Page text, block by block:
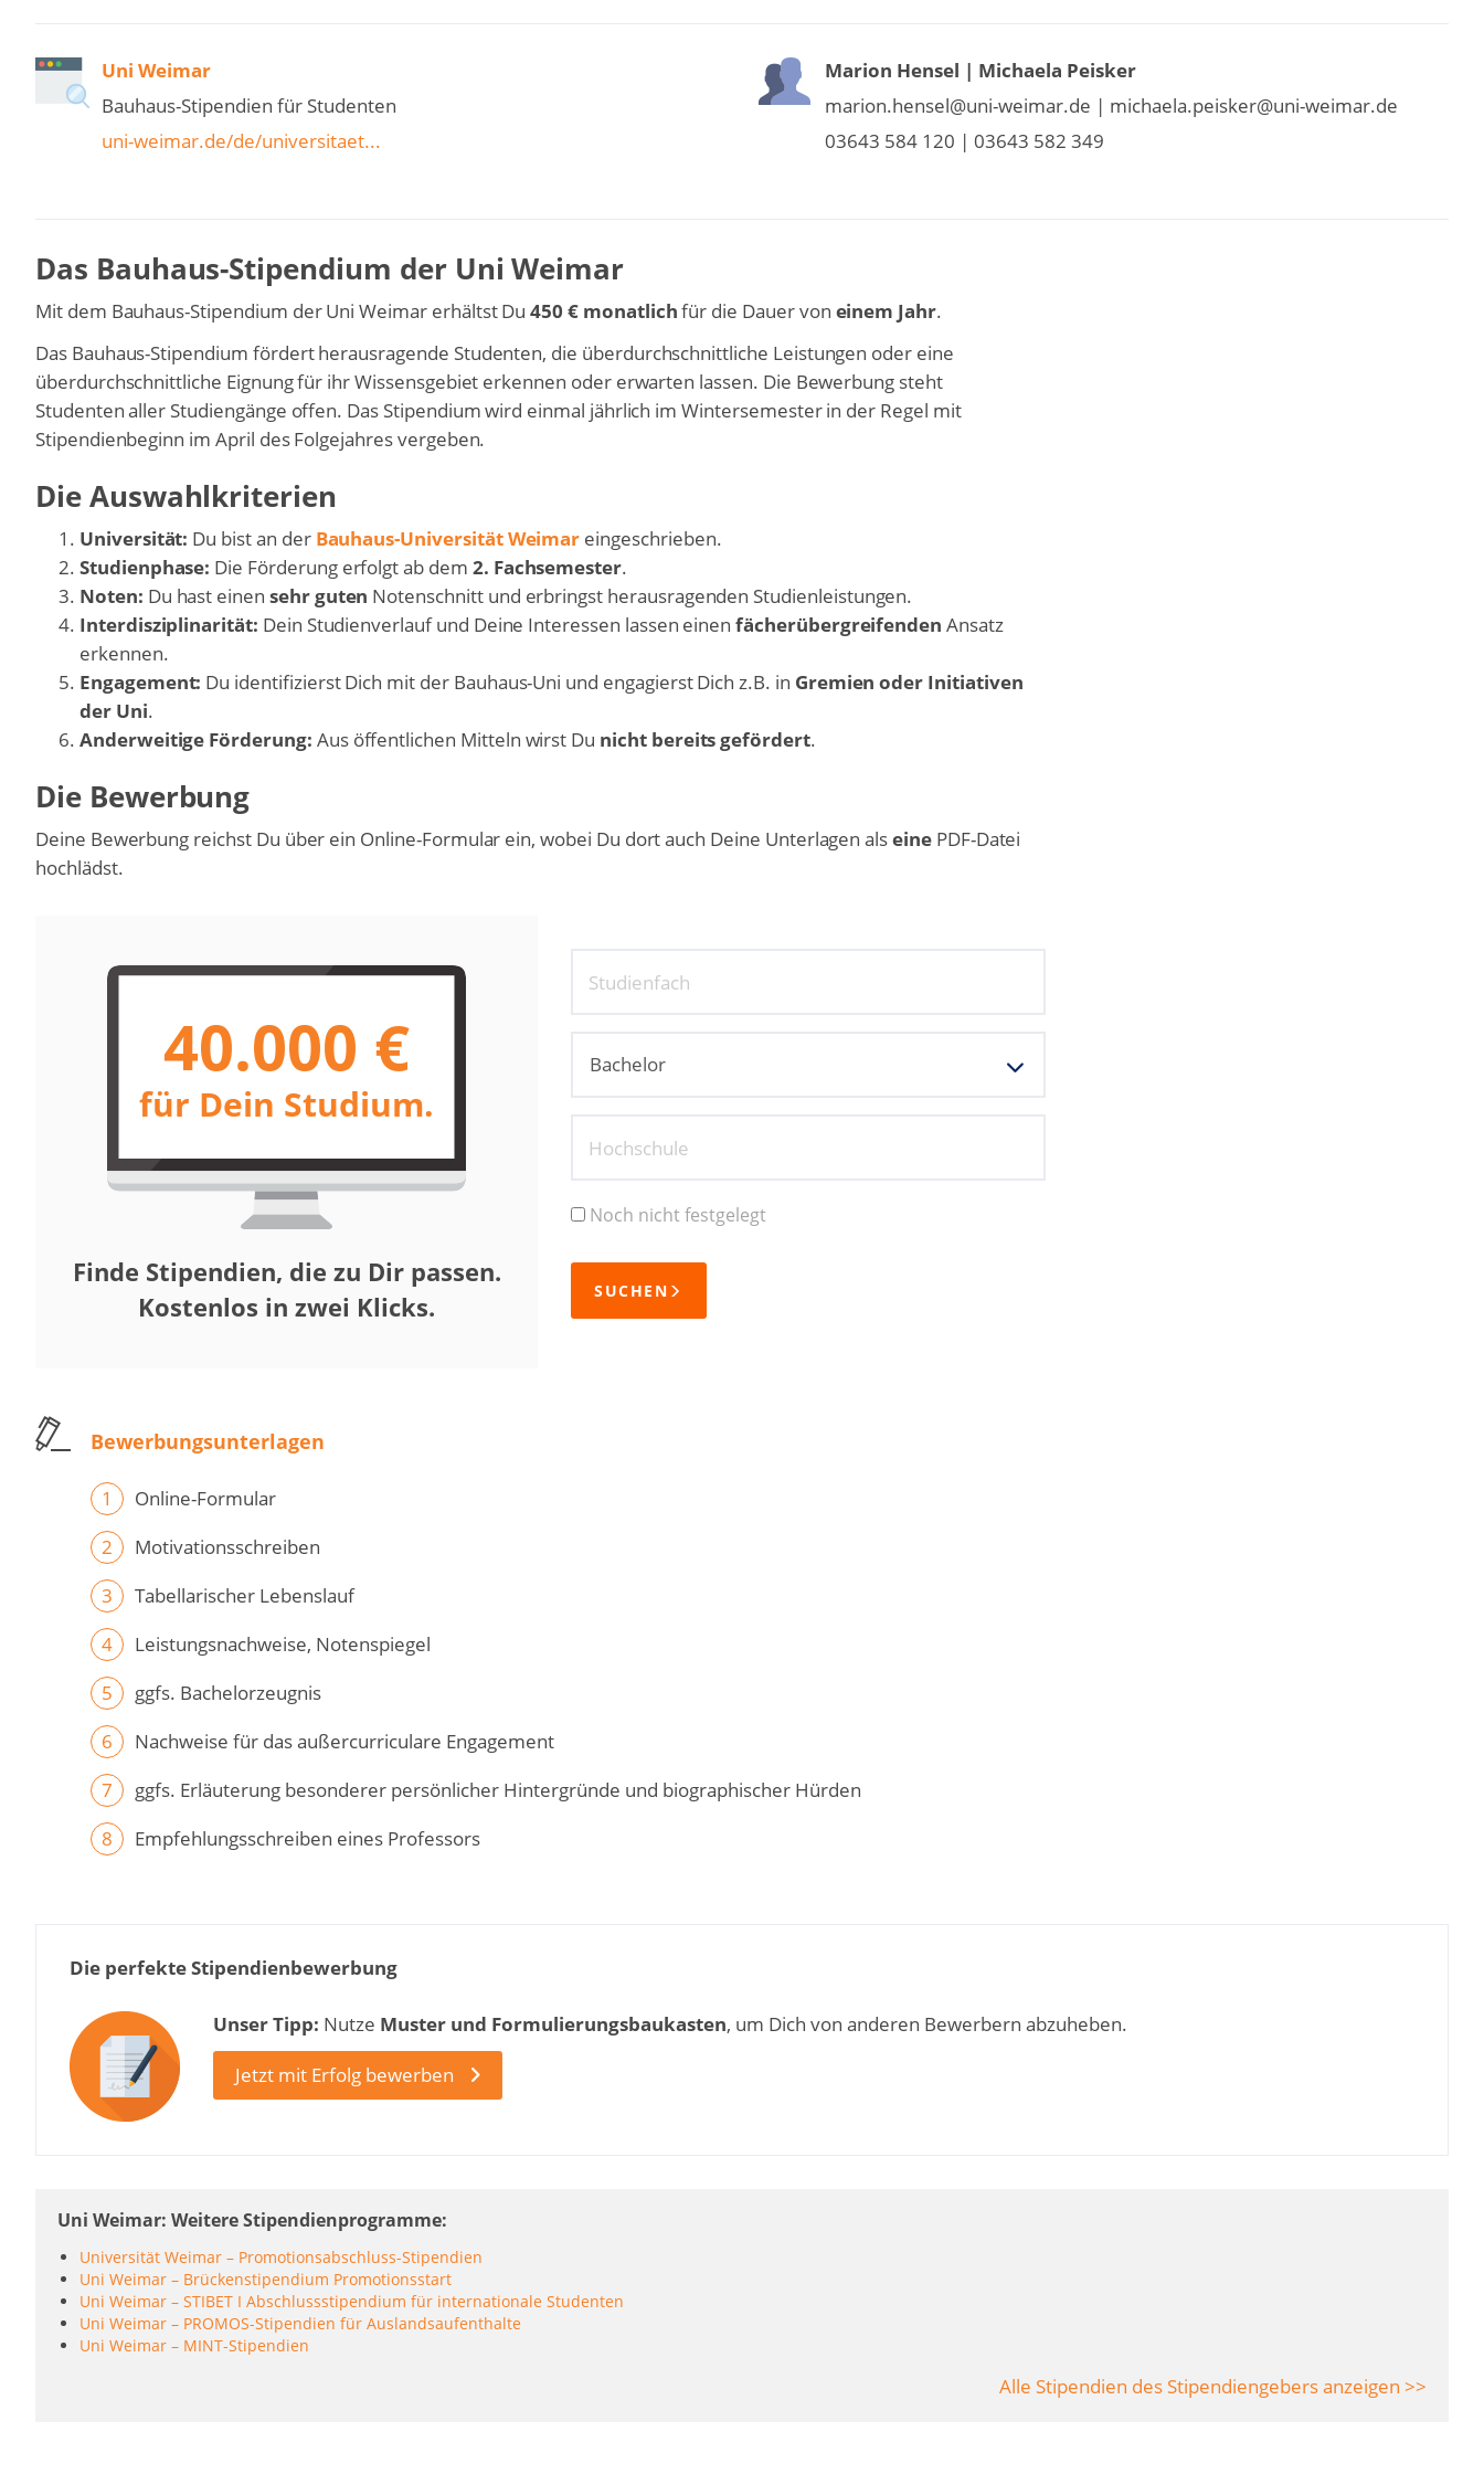
Uni Weimar
Bauhaus-Stipendien für Studenten
uni-weimar.de/de/universitaet...
Marion Hensel | Michaela Peisker
marion.hensel@uni-weimar.de | michaela.peisker@uni-weimar.de
03643 584 120 | 03643 582 349
Das Bauhaus-Stipendium der Uni Weimar
Mit dem Bauhaus-Stipendium der Uni Weimar erhältst Du450 € monatlichfür die Dauer von einem Jahr.
Das Bauhaus-Stipendium fördert herausragende Studenten, die überdurchschnittliche Leistungen oder eine
überdurchschnittliche Eignung für ihr Wissensgebiet erkennen oder erwarten lassen. Die Bewerbung steht
Studenten aller Studiengänge offen. Das Stipendium wird einmal jährlich im Wintersemester in der Regel mit
Stipendienbeginn im April des Folgejahres vergeben.
Die Auswahlkriterien
Universität: Du bist an der Bauhaus-Universität Weimar eingeschrieben.
Studienphase: Die Förderung erfolgt ab dem 2. Fachsemester.
Noten: Du hast einen sehr guten Notenschnitt und erbringst herausragenden Studienleistungen.
Interdisziplinarität: Dein Studienverlauf und Deine Interessen lassen einenfächerübergreifenden Ansatz
erkennen.
Engagement: Du identifizierst Dich mit der Bauhaus-Uni und engagierst Dich z.B. in Gremien oder Initiativen
der Uni.
Anderweitige Förderung: Aus öffentlichen Mitteln wirst Du nicht bereits gefördert.
Die Bewerbung
Deine Bewerbung reichst Du über ein Online-Formular ein, wobei Du dort auch Deine Unterlagen alseinePDF-Datei
hochlädst.
40.000 €
für Dein Studium.
Finde Stipendien, die zu Dir passen.
Kostenlos in zwei Klicks.
Studienfach
Hochschule
Noch nicht festgelegt
SUCHEN
Bewerbungsunterlagen
Online-Formular
Motivationsschreiben
Tabellarischer Lebenslauf
Leistungsnachweise, Notenspiegel
ggfs. Bachelorzeugnis
Nachweise für das außercurriculare Engagement
ggfs. Erläuterung besonderer persönlicher Hintergründe und biographischer Hürden
Empfehlungsschreiben eines Professors
Die perfekte Stipendienbewerbung
Unser Tipp: Nutze Muster und Formulierungsbaukasten, um Dich von anderen Bewerbern abzuheben.
Jetzt mit Erfolg bewerben
Uni Weimar: Weitere Stipendienprogramme
Universität Weimar – Promotionsabschluss-Stipendien
Uni Weimar – Brückenstipendium Promotionsstart
Uni Weimar – STIBET I Abschlussstipendium für internationale Studenten
Uni Weimar – PROMOS-Stipendien für Auslandsaufenthalte
Uni Weimar – MINT-Stipendien
Alle Stipendien des Stipendiengebers anzeigen >>